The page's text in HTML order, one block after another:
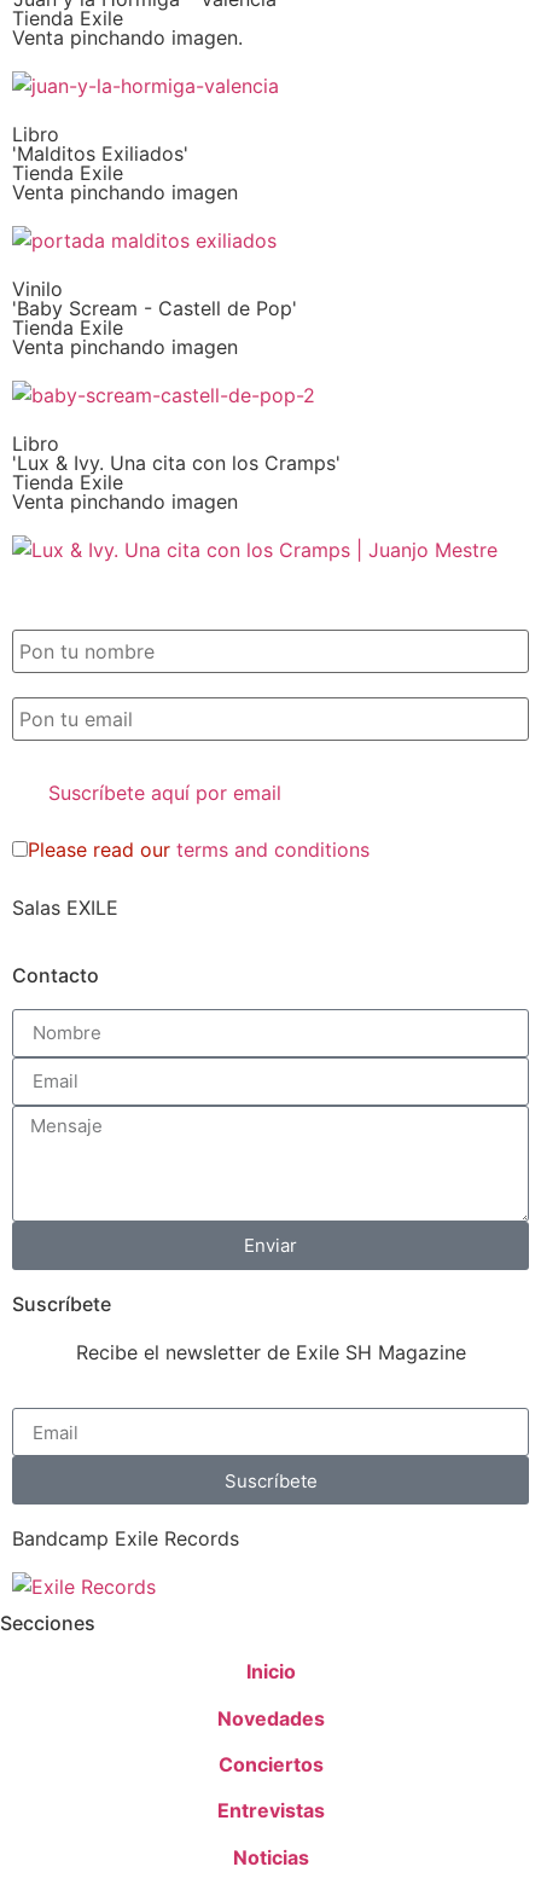
Tienda Exile
Venta pinchando imagen.
Libro
'Malditos Exiliados'
Tienda Exile
Venta pinchando imagen
Vinilo
'Baby Scream - Castell de Pop'
Tienda Exile
Venta pinchando imagen
Libro
'Lux & Ivy. Una cita con los Cramps'
Tienda Exile
Venta pinchando imagen
Please read our terms and conditions
Salas EXILE
Contacto
Enviar
Suscríbete
Recibe el newsletter de Exile SH Magazine
Suscríbete
Bandcamp Exile Records
Secciones
Inicio
Novedades
Conciertos
Entrevistas
Noticias